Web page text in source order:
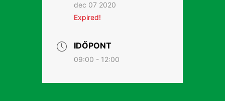
dec 07 2020
Expired!
IDŐPONT
09:00 - 12:00